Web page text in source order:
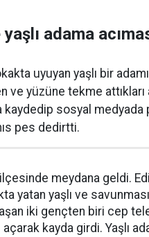
adama
uyuyan yaşlı bir
ve yüzüne tekme attıkları
sosyal medyada
pes dedirtti.
meydana geldi.
yatan yaşlı ve
iki gençten biri cep
açarak kayda girdi. Yaşlı